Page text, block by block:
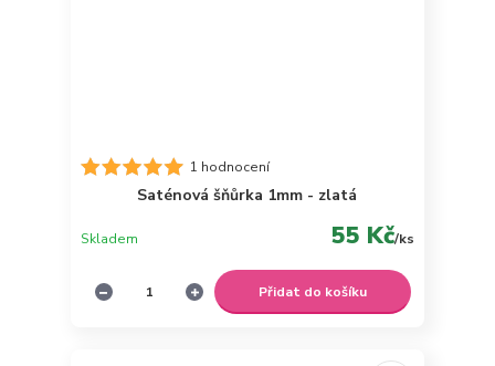
1 hodnocení
Saténová šňůrka 1mm - zlatá
55 Kč/ks
Skladem
Přidat do košíku